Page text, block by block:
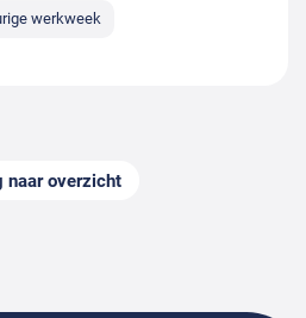
werkweek
naar overzicht